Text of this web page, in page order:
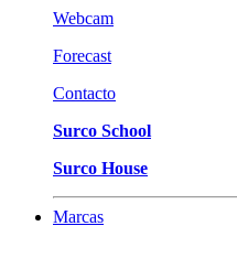
Webcam
Forecast
Contacto
Surco School
Surco House
Marcas